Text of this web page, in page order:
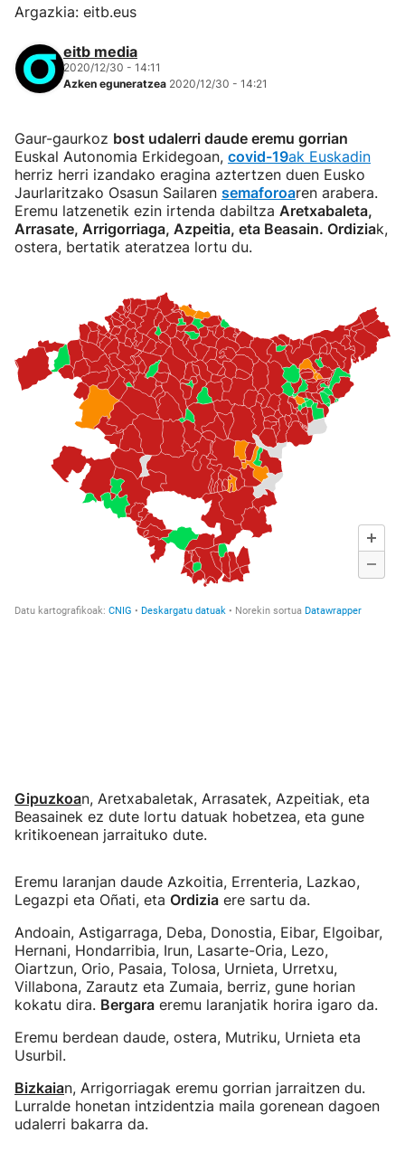
Argazkia: eitb.eus
eitb media
2020/12/30 - 14:11
Azken eguneratzea 2020/12/30 - 14:21
Gaur-gaurkoz bost udalerri daude eremu gorrian
Euskal Autonomia Erkidegoan, covid-19ak Euskadin
herriz herri izandako eragina aztertzen duen Eusko
Jaurlaritzako Osasun Sailaren semaforoaren arabera.
Eremu latzenetik ezin irtenda dabiltza Aretxabaleta,
Arrasate, Arrigorriaga, Azpeitia, eta Beasain. Ordiziak,
ostera, bertatik ateratzea lortu du.
Gipuzkoan, Aretxabaletak, Arrasatek, Azpeitiak, eta
Beasainek ez dute lortu datuak hobetzea, eta gune
kritikoenean jarraituko dute.
Eremu laranjan daude Azkoitia, Errenteria, Lazkao,
Legazpi eta Oñati, eta Ordizia ere sartu da.
Andoain, Astigarraga, Deba, Donostia, Eibar, Elgoibar,
Hernani, Hondarribia, Irun, Lasarte-Oria, Lezo,
Oiartzun, Orio, Pasaia, Tolosa, Urnieta, Urretxu,
Villabona, Zarautz eta Zumaia, berriz, gune horian
kokatu dira. Bergara eremu laranjatik horira igaro da.
Eremu berdean daude, ostera, Mutriku, Urnieta eta
Usurbil.
Bizkaian, Arrigorriagak eremu gorrian jarraitzen du.
Lurralde honetan intzidentzia maila gorenean dagoen
udalerri bakarra da.